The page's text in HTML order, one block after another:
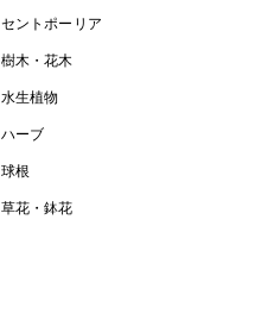
セントポーリア
樹木・花木
水生植物
ハーブ
球根
草花・鉢花